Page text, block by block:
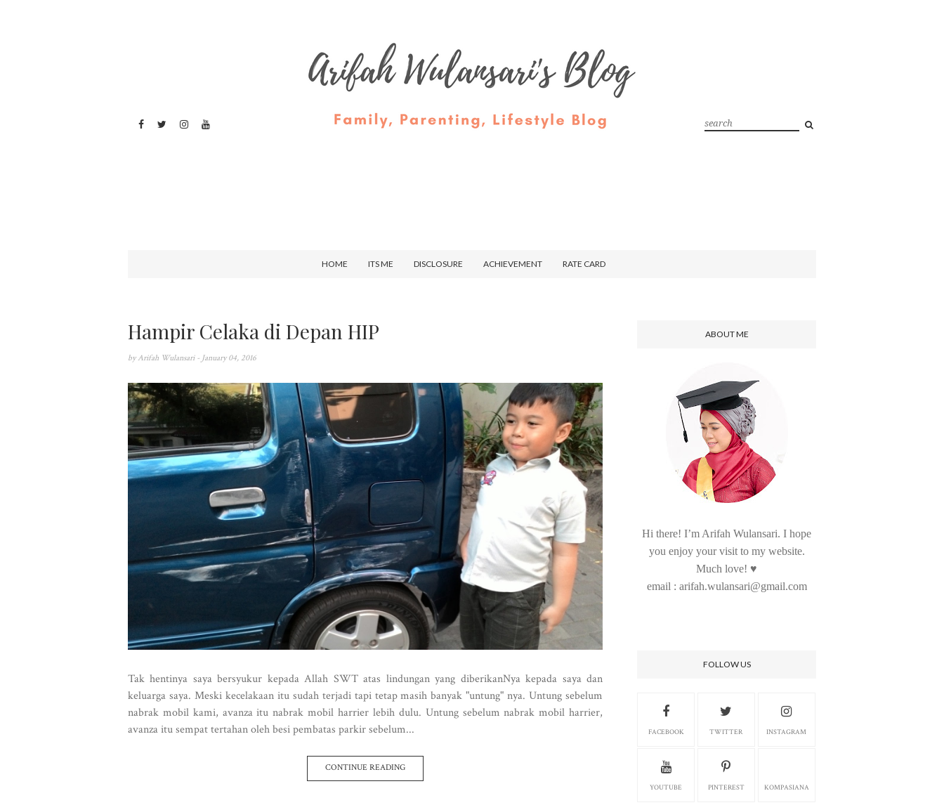
HOME ITS ME DISCLOSURE ACHIEVEMENT RATE CARD
Hampir Celaka di Depan HIP
by Arifah Wulansari - January 04, 2016
Tak hentinya saya bersyukur kepada Allah SWT atas lindungan yang diberikanNya kepada saya dan
keluarga saya. Meski kecelakaan itu sudah terjadi tapi tetap masih banyak "untung" nya. Untung sebelum
nabrak mobil kami, avanza itu nabrak mobil harrier lebih dulu. Untung sebelum nabrak mobil harrier,
avanza itu sempat tertahan oleh besi pembatas parkir sebelum...
CONTINUE READING
ABOUT ME
Hi there! I’m Arifah Wulansari. I hope
you enjoy your visit to my website.
Much love! ♥
email : arifah.wulansari@gmail.com
FOLLOW US
FACEBOOK TWITTER INSTAGRAM
YOUTUBE PINTEREST KOMPASIANA